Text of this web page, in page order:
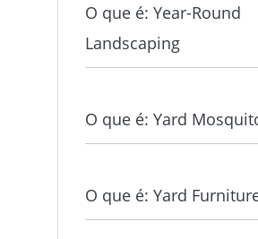
O que é: Year-Round
Landscaping
O que é: Yard
O que é: Yard